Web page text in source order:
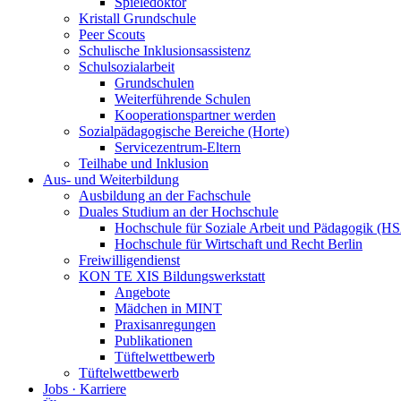
Kristall Grundschule
Peer Scouts
Schulische Inklusionsassistenz
Schulsozialarbeit
Grundschulen
Weiterführende Schulen
Kooperationspartner werden
Sozialpädagogische Bereiche (Horte)
Servicezentrum-Eltern
Teilhabe und Inklusion
Aus- und Weiterbildung
Ausbildung an der Fachschule
Duales Studium an der Hochschule
Hochschule für Soziale Arbeit und Pädagogik
Hochschule für Wirtschaft und Recht Berlin
Freiwilligendienst
KON TE XIS Bildungswerkstatt
Angebote
Mädchen in MINT
Praxisanregungen
Publikationen
Tüftelwettbewerb
Tüftelwettbewerb
Jobs · Karriere